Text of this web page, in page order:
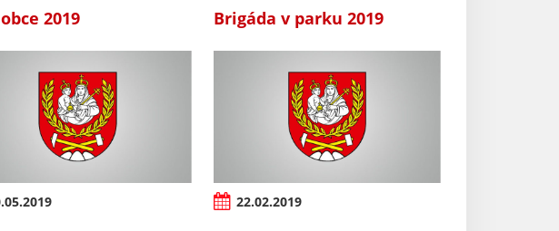
2019 Brigáda v parku 2019
22.02.2019